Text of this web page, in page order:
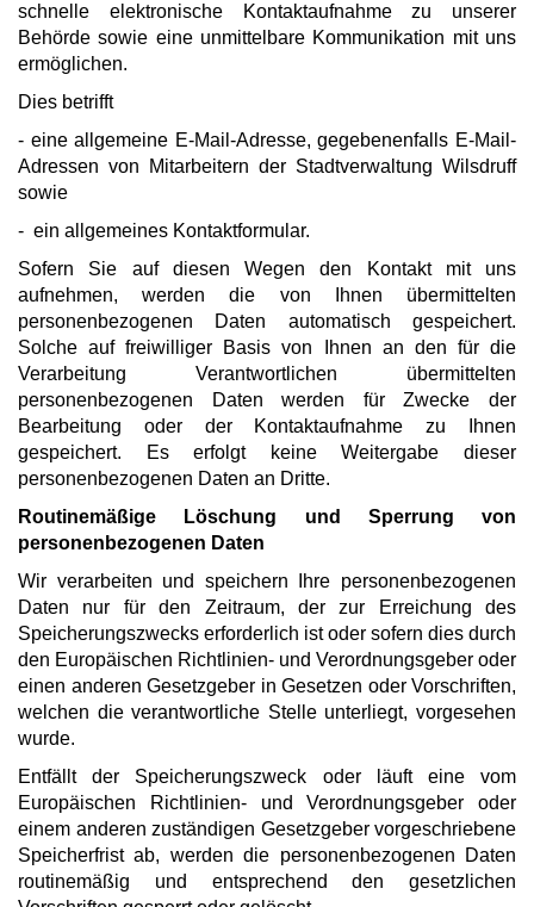
schnelle elektronische Kontaktaufnahme zu unserer
Behörde sowie eine unmittelbare Kommunikation mit uns
ermöglichen.
Dies betrifft
- eine allgemeine E-Mail-Adresse, gegebenenfalls E-Mail-
Adressen von Mitarbeitern der Stadtverwaltung Wilsdruff
sowie
- ein allgemeines Kontaktformular.
Sofern Sie auf diesen Wegen den Kontakt mit uns
aufnehmen, werden die von Ihnen übermittelten
personenbezogenen Daten automatisch gespeichert.
Solche auf freiwilliger Basis von Ihnen an den für die
Verarbeitung Verantwortlichen übermittelten
personenbezogenen Daten werden für Zwecke der
Bearbeitung oder der Kontaktaufnahme zu Ihnen
gespeichert. Es erfolgt keine Weitergabe dieser
personenbezogenen Daten an Dritte.
Routinemäßige Löschung und Sperrung von
personenbezogenen Daten
Wir verarbeiten und speichern Ihre personenbezogenen
Daten nur für den Zeitraum, der zur Erreichung des
Speicherungszwecks erforderlich ist oder sofern dies durch
den Europäischen Richtlinien- und Verordnungsgeber oder
einen anderen Gesetzgeber in Gesetzen oder Vorschriften,
welchen die verantwortliche Stelle unterliegt, vorgesehen
wurde.
Entfällt der Speicherungszweck oder läuft eine vom
Europäischen Richtlinien- und Verordnungsgeber oder
einem anderen zuständigen Gesetzgeber vorgeschriebene
Speicherfrist ab, werden die personenbezogenen Daten
routinemäßig und entsprechend den gesetzlichen